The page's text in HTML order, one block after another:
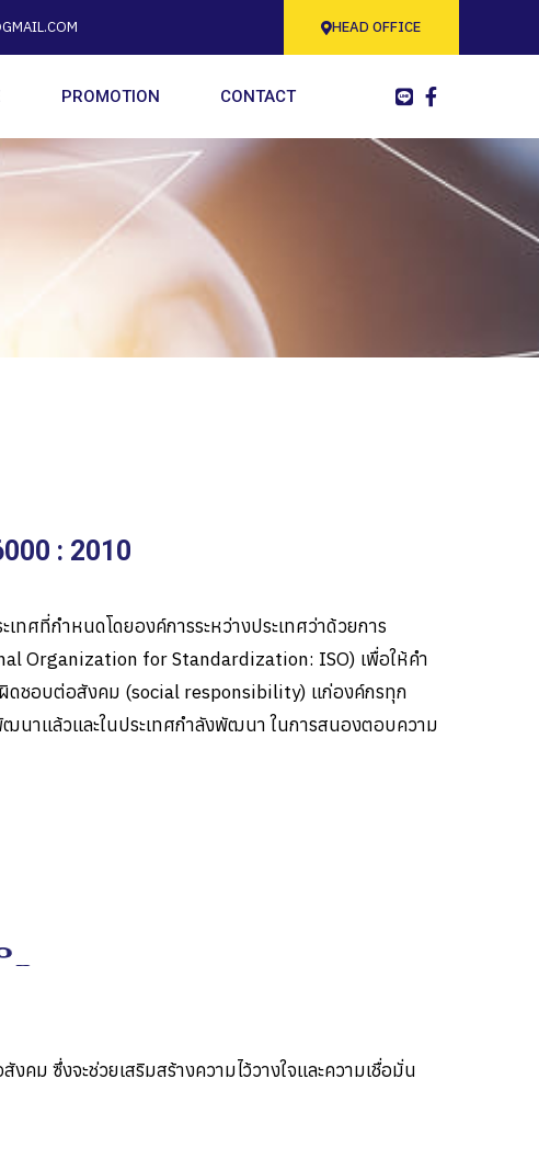
HEAD OFFICE
PROMOTION CONTACT
: 2010
เทศที่กำหนดโดยองค์การระหว่างประเทศว่าด้วยการ
Organization for Standardization: ISO) เพื่อให้คำ
ดชอบต่อสังคม (social responsibility) แก่องค์กรทุก
ฒนาแล้วและในประเทศกำลังพัฒนา ในการสนองตอบความ
สังคม ซึ่งจะช่วยเสริมสร้างความไว้วางใจและความเชื่อมั่น